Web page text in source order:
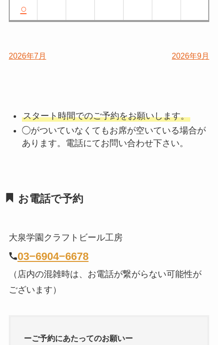
○
2026年7月 2026年9月
スタート時間でのご予約をお願いします。
◯がついていなくてもお席が空いている場合が
あります。電話にてお問い合わせ下さい。
お電話で予約
大泉学園クラフトビール工房
03−6904−6678
（店内の混雑時は、お電話が繋がらない可能性が
ございます）
ーご予約にあたってのお願いー